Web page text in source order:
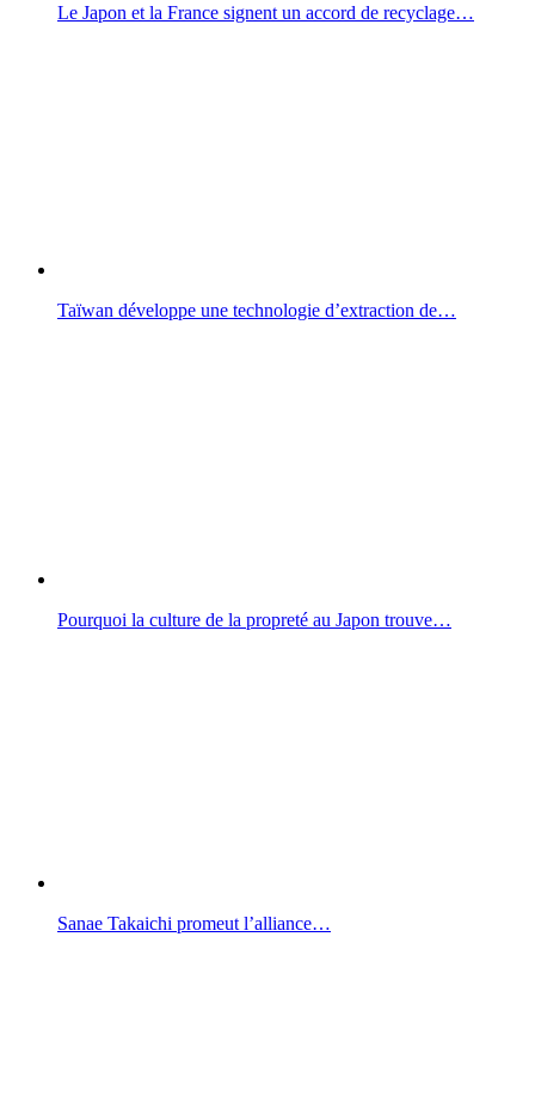
Le Japon et la France signent un accord de recyclage…
Taïwan développe une technologie d’extraction de…
Pourquoi la culture de la propreté au Japon trouve…
Sanae Takaichi promeut l’alliance…